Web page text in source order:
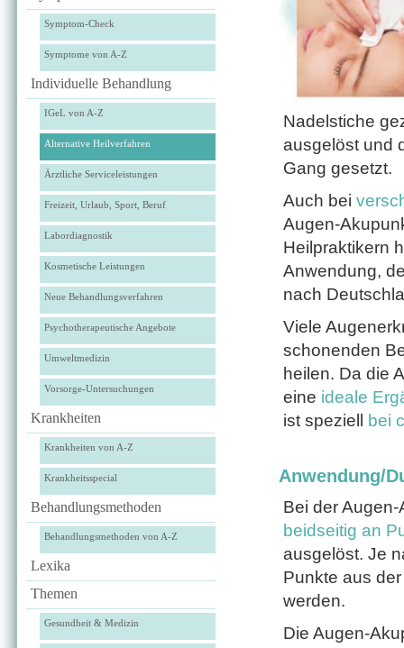
Symptom-Check
Symptome von A-Z
Individuelle Behandlung
IGeL von A-Z
Alternative Heilverfahren
Ärztliche Serviceleistungen
Freizeit, Urlaub, Sport, Beruf
Labordiagnostik
Kosmetische Leistungen
Neue Behandlungsverfahren
Psychotherapeutische Angebote
Umweltmedizin
Vorsorge-Untersuchungen
Krankheiten
Krankheiten von A-Z
Krankheitsspecial
Behandlungsmethoden
Behandlungsmethoden von A-Z
Lexika
Themen
Gesundheit & Medizin
Nadelstiche
ausgelöst und
Gang gesetzt.
Auch bei
Augen-
Heilpraktikern
Anwendung,
nach
Viele
schonenden
heilen. Da die
eine ideale
ist speziell
bei
Anwendung/
Bei der
beidseitig an
ausgelöst. Je
Punkte aus
werden.
Die Augen-